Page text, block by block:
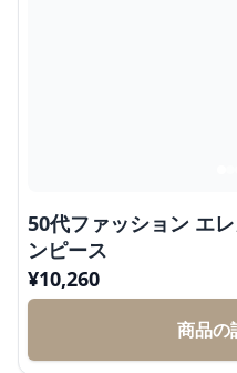
50代ファッション エ
ンピース
¥10,260
商品の